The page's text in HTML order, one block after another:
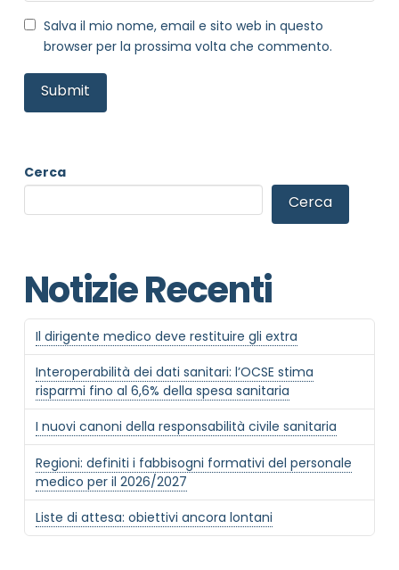
Salva il mio nome, email e sito web in questo
browser per la prossima volta che commento.
Cerca
Cerca
Notizie Recenti
Il dirigente medico deve restituire gli extra
Interoperabilità dei dati sanitari: l’OCSE stima
risparmi fino al 6,6% della spesa sanitaria
I nuovi canoni della responsabilità civile sanitaria
Regioni: definiti i fabbisogni formativi del personale
medico per il 2026/2027
Liste di attesa: obiettivi ancora lontani